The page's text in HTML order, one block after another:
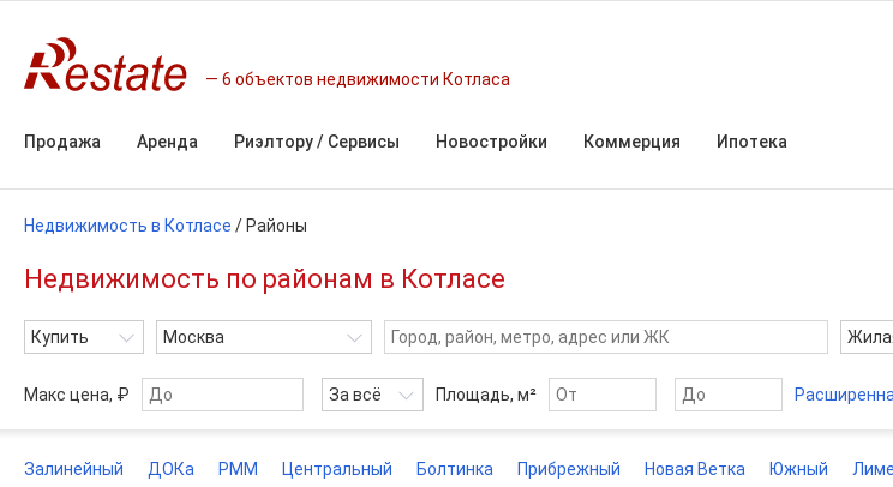
6 объектов недвижимости Котласа
Продажа Аренда Риэлтору / Сервисы Новостройки Коммерция Ипотека
Недвижимость в Котласе / Районы
Недвижимость по районам в Котласе
Купить Москва
Макс цена, ₽ За всё Площадь, м²
Залинейный ДОКа РММ Центральный Болтинка Прибрежный Новая Ветка Южный